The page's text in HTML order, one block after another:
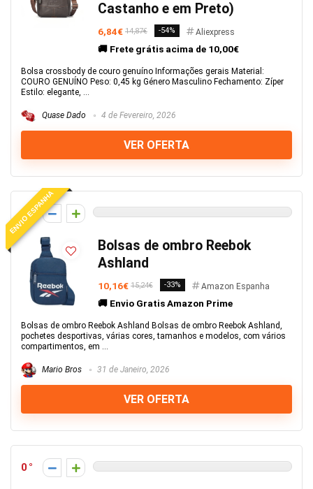
Castanho e em Preto)
6,84€ 14,87€ -54% Aliexpress
🚚 Frete grátis acima de 10,00€
Bolsa crossbody de couro genuíno Informações gerais Material:
COURO GENUÍNO Peso: 0,45 kg Género Masculino Fechamento: Zíper
Estilo: elegante, ...
Quase Dado 4 de Fevereiro, 2026
VER OFERTA
ENVIO ESPANHA
0
Bolsas de ombro Reebok
Ashland
10,16€ 15,24€ -33% Amazon Espanha
🚚 Envio Gratis Amazon Prime
Bolsas de ombro Reebok Ashland Bolsas de ombro Reebok Ashland,
pochetes desportivas, várias cores, tamanhos e modelos, com vários
compartimentos, em ...
Mario Bros 31 de Janeiro, 2026
VER OFERTA
0